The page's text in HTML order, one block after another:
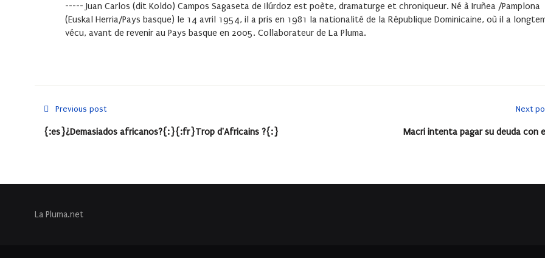
----- Juan Carlos (dit Koldo) Campos Sagaseta de Ilúrdoz est poète, dramaturge et chroniqueur. Né à Iruñea /Pamplona
(Euskal Herria/Pays basque) le 14 avril 1954, il a pris en 1981 la nationalité de la République Dominicaine, où il a
vécu, avant de revenir au Pays basque en 2005. Collaborateur de La Pluma.
Previous post
{:es}¿Demasiados africanos?{:}{:fr}Trop d'Africains ?{:}
Next
Macri intenta pagar su deuda con
La Pluma.net